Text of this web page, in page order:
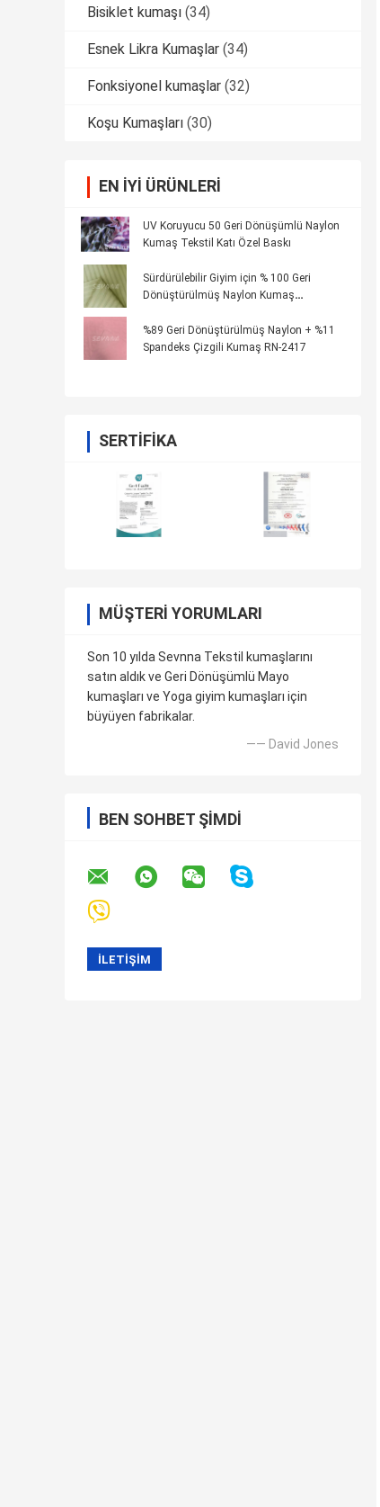
Bisiklet kumaşı (34)
Esnek Likra Kumaşlar (34)
Fonksiyonel kumaşlar (32)
Koşu Kumaşları (30)
EN IYI ÜRÜNLERI
UV Koruyucu 50 Geri Dönüşümlü Naylon
Kumaş Tekstil Katı Özel Baskı
Sürdürülebilir Giyim için % 100 Geri
Dönüştürülmüş Naylon Kumaş
%89 Geri Dönüştürülmüş Naylon + %11
Spandeks Çizgili Kumaş RN-2417
SERTIFIKA
MÜŞTERI YORUMLARI
Son 10 yılda Sevnna Tekstil kumaşlarını
satın aldık ve Geri Dönüşümlü Mayo
kumaşları ve Yoga giyim kumaşları için
büyüyen fabrikalar.
—— David Jones
BEN SOHBET ŞIMDI